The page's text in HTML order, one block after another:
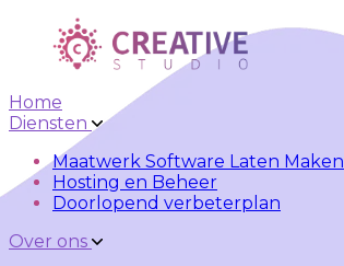
Skip to main content Skip to navigation
Home
Diensten
Maatwerk Software Laten Maken
Hosting en Beheer
Doorlopend verbeterplan
Over ons